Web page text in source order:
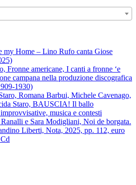
Home – Lino Rufo canta Giose
Fronne americane, I canti a fronne ‘e
campana nella produzione discografica
1930)
Romana Barbui, Michele Cavenago,
Staro, BAUSCIA! Il ballo
musica e contesti
e Sara Modigliani, Noi de borgata.
Liberti, Nota, 2025, pp. 112, euro